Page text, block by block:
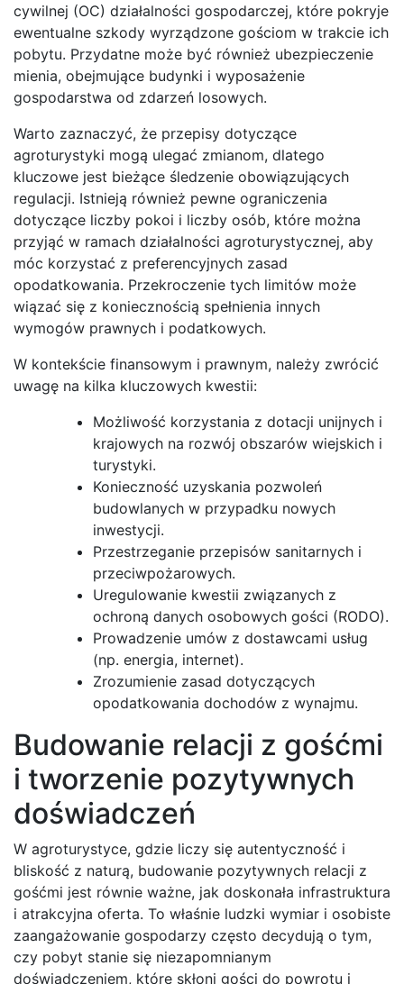
cywilnej (OC) działalności gospodarczej, które pokryje
ewentualne szkody wyrządzone gościom w trakcie ich
pobytu. Przydatne może być również ubezpieczenie
mienia, obejmujące budynki i wyposażenie
gospodarstwa od zdarzeń losowych.
Warto zaznaczyć, że przepisy dotyczące
agroturystyki mogą ulegać zmianom, dlatego
kluczowe jest bieżące śledzenie obowiązujących
regulacji. Istnieją również pewne ograniczenia
dotyczące liczby pokoi i liczby osób, które można
przyjąć w ramach działalności agroturystycznej, aby
móc korzystać z preferencyjnych zasad
opodatkowania. Przekroczenie tych limitów może
wiązać się z koniecznością spełnienia innych
wymogów prawnych i podatkowych.
W kontekście finansowym i prawnym, należy zwrócić
uwagę na kilka kluczowych kwestii:
Możliwość korzystania z dotacji unijnych i
krajowych na rozwój obszarów wiejskich i
turystyki.
Konieczność uzyskania pozwoleń
budowlanych w przypadku nowych
inwestycji.
Przestrzeganie przepisów sanitarnych i
przeciwpożarowych.
Uregulowanie kwestii związanych z
ochroną danych osobowych gości (RODO).
Prowadzenie umów z dostawcami usług
(np. energia, internet).
Zrozumienie zasad dotyczących
opodatkowania dochodów z wynajmu.
Budowanie relacji z gośćmi
i tworzenie pozytywnych
doświadczeń
W agroturystyce, gdzie liczy się autentyczność i
bliskość z naturą, budowanie pozytywnych relacji z
gośćmi jest równie ważne, jak doskonała infrastruktura
i atrakcyjna oferta. To właśnie ludzki wymiar i osobiste
zaangażowanie gospodarzy często decydują o tym,
czy pobyt stanie się niezapomnianym
doświadczeniem, które skłoni gości do powrotu i